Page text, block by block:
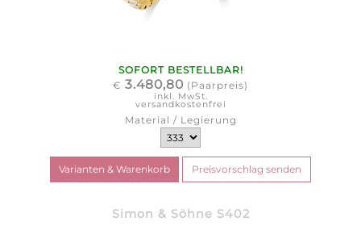
SOFORT BESTELLBAR!
€ 3.480,80 (Paarpreis)
inkl. MwSt.
versandkostenfrei
Material / Legierung
Simon & Söhne S402